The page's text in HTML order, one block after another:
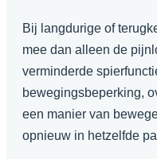
Bij langdurige of
mee dan alleen de
verminderde
bewegingsbeperking,
een manier van
opnieuw in hetzelfde